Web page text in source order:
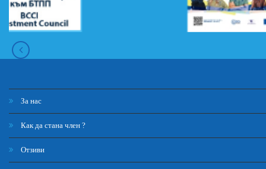
За нас
Как да стана член ?
Отзиви